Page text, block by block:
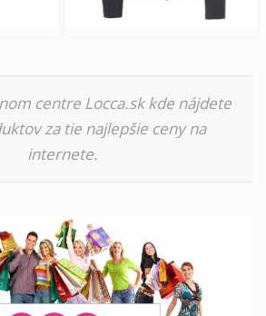
centre Locca.sk kde nájdete
za tie najlepšie ceny na
internete.